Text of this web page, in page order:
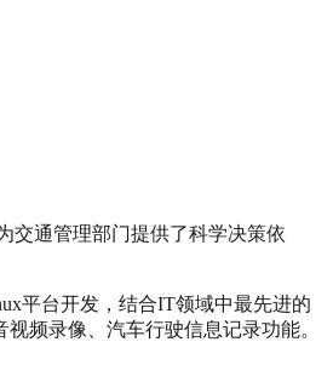
交通管理部门提供了科学决策依
平台开发，结合IT领域中最先进的
频录像、汽车行驶信息记录功能。